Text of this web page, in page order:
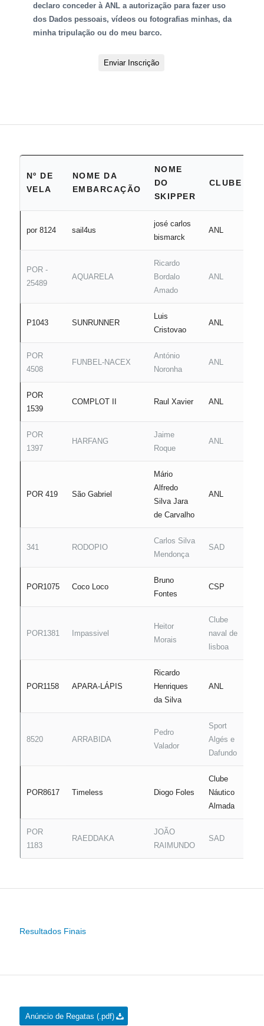
declaro conceder à ANL a autorização para fazer uso
dos Dados pessoais, vídeos ou fotografias minhas, da
minha tripulação ou do meu barco.
Enviar Inscrição
Nº DE
VELA
NOME DA
EMBARCAÇÃO
NOME
DO
SKIPPER
CLUBE
por 8124 sail4us
josé carlos
bismarck
ANL
POR -
25489
AQUARELA
Ricardo
Bordalo
Amado
ANL
P1043 SUNRUNNER
Luis
Cristovao
ANL
POR
4508
FUNBEL-NACEX
António
Noronha
ANL
POR
1539
COMPLOT II Raul Xavier ANL
POR
1397
HARFANG
Jaime
Roque
ANL
POR 419 São Gabriel
Mário
Alfredo
Silva Jara
de Carvalho
ANL
341 RODOPIO
Carlos Silva
Mendonça
SAD
POR1075 Coco Loco
Bruno
Fontes
CSP
POR1381 Impassivel
Heitor
Morais
Clube
naval de
lisboa
POR1158 APARA-LÁPIS
Ricardo
Henriques
da Silva
ANL
8520 ARRABIDA
Pedro
Valador
Sport
Algés e
Dafundo
POR8617 Timeless Diogo Foles
Clube
Náutico
Almada
POR
1183
RAEDDAKA
JOÃO
RAIMUNDO
SAD
Resultados Finais
Anúncio de Regatas (.pdf)